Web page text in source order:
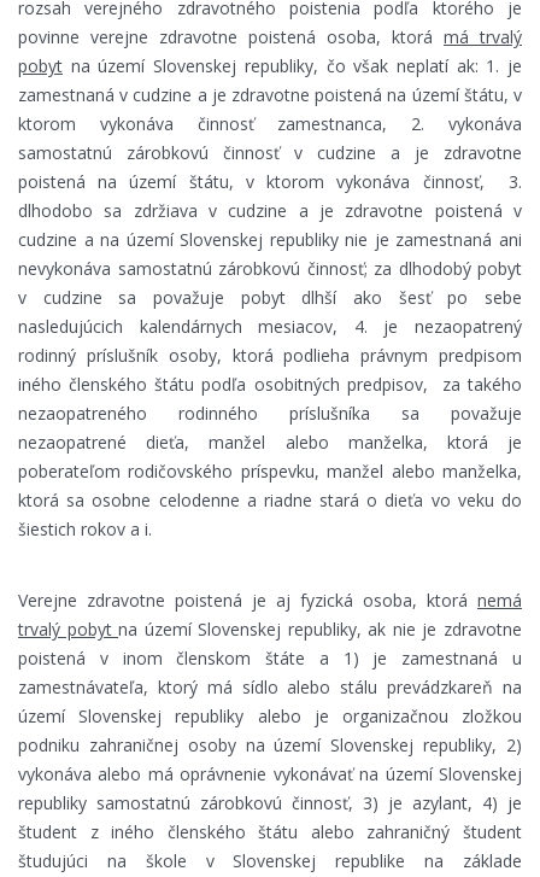
rozsah verejného zdravotného poistenia podľa ktorého je
povinne verejne zdravotne poistená osoba, ktorá má trvalý
pobyt na území Slovenskej republiky, čo však neplatí ak: 1. je
zamestnaná v cudzine a je zdravotne poistená na území štátu, v
ktorom vykonáva činnosť zamestnanca, 2. vykonáva
samostatnú zárobkovú činnosť v cudzine a je zdravotne
poistená na území štátu, v ktorom vykonáva činnosť, 3.
dlhodobo sa zdržiava v cudzine a je zdravotne poistená v
cudzine a na území Slovenskej republiky nie je zamestnaná ani
nevykonáva samostatnú zárobkovú činnosť; za dlhodobý pobyt
v cudzine sa považuje pobyt dlhší ako šesť po sebe
nasledujúcich kalendárnych mesiacov, 4. je nezaopatrený
rodinný príslušník osoby, ktorá podlieha právnym predpisom
iného členského štátu podľa osobitných predpisov, za takého
nezaopatreného rodinného príslušníka sa považuje
nezaopatrené dieťa, manžel alebo manželka, ktorá je
poberateľom rodičovského príspevku, manžel alebo manželka,
ktorá sa osobne celodenne a riadne stará o dieťa vo veku do
šiestich rokov a i.
Verejne zdravotne poistená je aj fyzická osoba, ktorá nemá
trvalý pobytna území Slovenskej republiky, ak nie je zdravotne
poistená v inom členskom štáte a 1) je zamestnaná u
zamestnávateľa, ktorý má sídlo alebo stálu prevádzkareň na
území Slovenskej republiky alebo je organizačnou zložkou
podniku zahraničnej osoby na území Slovenskej republiky, 2)
vykonáva alebo má oprávnenie vykonávať na území Slovenskej
republiky samostatnú zárobkovú činnosť, 3) je azylant, 4) je
študent z iného členského štátu alebo zahraničný študent
študujúci na škole v Slovenskej republike na základe